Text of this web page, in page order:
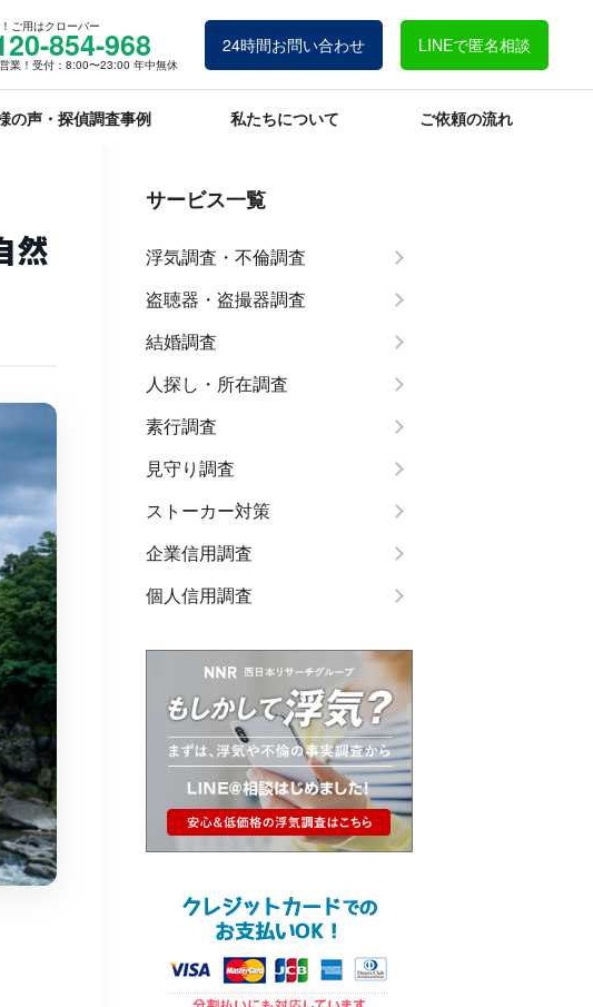
ご用はクローバー
854-968
業！受付：8:00〜23:00 年中無休
24時間お問い合わせ LINEで匿名相談
の声・探偵調査事例 私たちについて ご依頼の流れ
然
サービス一覧
浮気調査・不倫調査
盗聴器・盗撮器調査
結婚調査
人探し・所在調査
素行調査
見守り調査
ストーカー対策
企業信用調査
個人信用調査